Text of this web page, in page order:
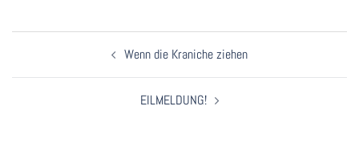
Wenn die Kraniche ziehen
EILMELDUNG!